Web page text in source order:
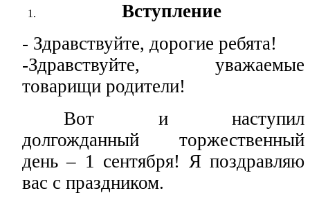
Вступление
- Здравствуйте, дорогие ребята!
-Здравствуйте, уважаемые
товарищи родители!
Вот и наступил
долгожданный торжественный
день – 1 сентября! Я поздравляю
вас с праздником.